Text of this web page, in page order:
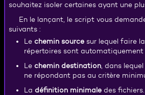
souhaitez isoler certaines ayant une
En le lançant, le script vous
suivants :
Le chemin source sur lequel faire
répertoires sont automatiquement
Le chemin destination, dans
ne répondant pas au critère
La définition minimale des